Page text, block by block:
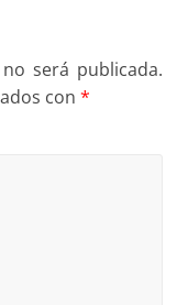
será publicada.
con*